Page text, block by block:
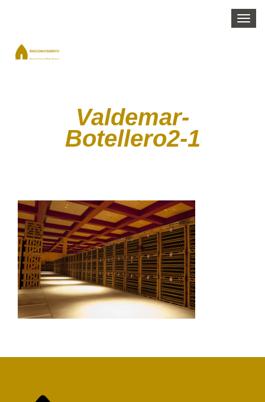
Valdemar-
Botellero2-1